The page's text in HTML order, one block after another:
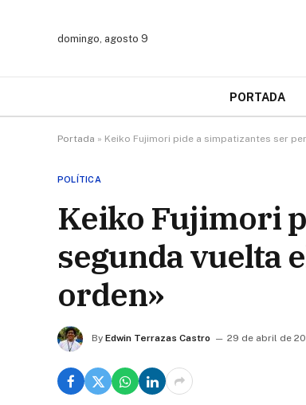
domingo, agosto 9
PORTADA
Portada » Keiko Fujimori pide a simpatizantes ser
POLÍTICA
Keiko Fujimori
segunda vuelta
orden»
By Edwin Terrazas Castro 29 de abril de